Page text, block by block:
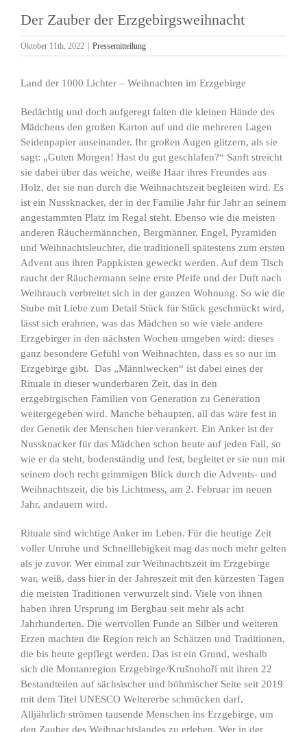
Der Zauber der Erzgebirgsweihnacht
Oktober 11th, 2022 | Pressemitteilung
Land der 1000 Lichter – Weihnachten im Erzgebirge
Bedächtig und doch aufgeregt falten die kleinen Hände des
Mädchens den großen Karton auf und die mehreren Lagen
Seidenpapier auseinander. Ihr großen Augen glitzern, als sie
sagt: „Guten Morgen! Hast du gut geschlafen?“ Sanft streicht
sie dabei über das weiche, weiße Haar ihres Freundes aus
Holz, der sie nun durch die Weihnachtszeit begleiten wird. Es
ist ein Nussknacker, der in der Familie Jahr für Jahr an seinem
angestammten Platz im Regal steht. Ebenso wie die meisten
anderen Räuchermännchen, Bergmänner, Engel, Pyramiden
und Weihnachtsleuchter, die traditionell spätestens zum ersten
Advent aus ihren Pappkisten geweckt werden. Auf dem Tisch
raucht der Räuchermann seine erste Pfeife und der Duft nach
Weihrauch verbreitet sich in der ganzen Wohnung. So wie die
Stube mit Liebe zum Detail Stück für Stück geschmückt wird,
lässt sich erahnen, was das Mädchen so wie viele andere
Erzgebirger in den nächsten Wochen umgeben wird: dieses
ganz besondere Gefühl von Weihnachten, dass es so nur im
Erzgebirge gibt. Das „Männlwecken“ ist dabei eines der
Rituale in dieser wunderbaren Zeit, das in den
erzgebirgischen Familien von Generation zu Generation
weitergegeben wird. Manche behaupten, all das wäre fest in
der Genetik der Menschen hier verankert. Ein Anker ist der
Nussknacker für das Mädchen schon heute auf jeden Fall, so
wie er da steht, bodenständig und fest, begleitet er sie nun mit
seinem doch recht grimmigen Blick durch die Advents- und
Weihnachtszeit, die bis Lichtmess, am 2. Februar im neuen
Jahr, andauern wird.
Rituale sind wichtige Anker im Leben. Für die heutige Zeit
voller Unruhe und Schnelllebigkeit mag das noch mehr gelten
als je zuvor. Wer einmal zur Weihnachtszeit im Erzgebirge
war, weiß, dass hier in der Jahreszeit mit den kürzesten Tagen
die meisten Traditionen verwurzelt sind. Viele von ihnen
haben ihren Ursprung im Bergbau seit mehr als acht
Jahrhunderten. Die wertvollen Funde an Silber und weiteren
Erzen machten die Region reich an Schätzen und Traditionen,
die bis heute gepflegt werden. Das ist ein Grund, weshalb
sich die Montanregion Erzgebirge/Krušnohoří mit ihren 22
Bestandteilen auf sächsischer und böhmischer Seite seit 2019
mit dem Titel UNESCO Weltererbe schmücken darf.
Alljährlich strömen tausende Menschen ins Erzgebirge, um
den Zauber des Weihnachtslandes zu erleben. Wer in der